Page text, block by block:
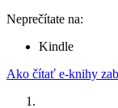
Neprečítate na:
Kindle
Ako čítať e-knihy